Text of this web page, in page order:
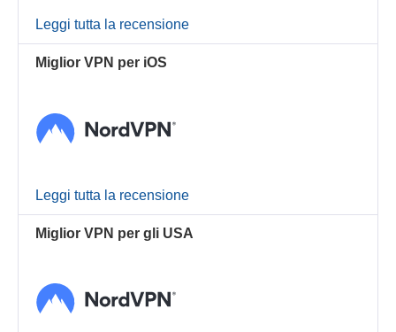
Leggi tutta la recensione
Miglior VPN per iOS
Leggi tutta la recensione
Miglior VPN per gli USA